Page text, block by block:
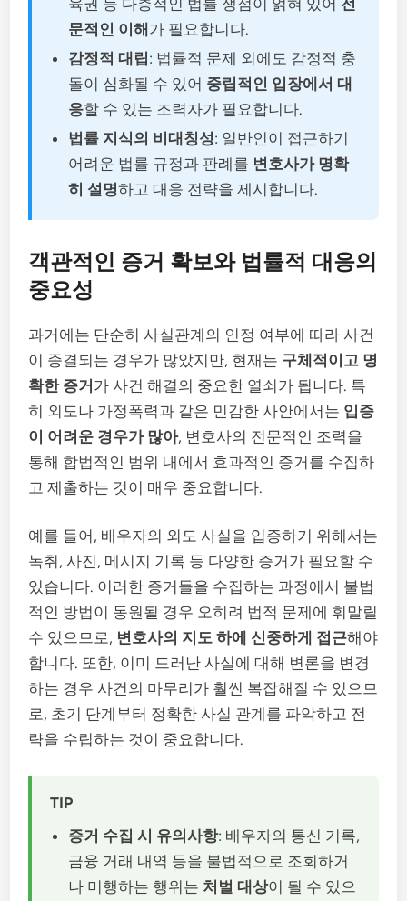
문적인 이해가 필요합니다.
감정적 대립: 법률적 문제 외에도 감정적 충
돌이 심화될 수 있어 중립적인 입장에서 대
응할 수 있는 조력자가 필요합니다.
법률 지식의 비대칭성: 일반인이 접근하기
어려운 법률 규정과 판례를 변호사가 명확
히 설명하고 대응 전략을 제시합니다.
객관적인 증거 확보와 법률적 대응의
중요성
과거에는 단순히 사실관계의 인정 여부에 따라 사건
이 종결되는 경우가 많았지만, 현재는 구체적이고 명
확한 증거가 사건 해결의 중요한 열쇠가 됩니다. 특
히 외도나 가정폭력과 같은 민감한 사안에서는 입증
이 어려운 경우가 많아, 변호사의 전문적인 조력을
통해 합법적인 범위 내에서 효과적인 증거를 수집하
고 제출하는 것이 매우 중요합니다.
예를 들어, 배우자의 외도 사실을 입증하기 위해서는
녹취, 사진, 메시지 기록 등 다양한 증거가 필요할 수
있습니다. 이러한 증거들을 수집하는 과정에서 불법
적인 방법이 동원될 경우 오히려 법적 문제에 휘말릴
수 있으므로, 변호사의 지도 하에 신중하게 접근해야
합니다. 또한, 이미 드러난 사실에 대해 변론을 변경
하는 경우 사건의 마무리가 훨씬 복잡해질 수 있으므
로, 초기 단계부터 정확한 사실 관계를 파악하고 전
략을 수립하는 것이 중요합니다.
TIP
증거 수집 시 유의사항: 배우자의 통신 기록,
금융 거래 내역 등을 불법적으로 조회하거
나 미행하는 행위는 처벌 대상이 될 수 있으